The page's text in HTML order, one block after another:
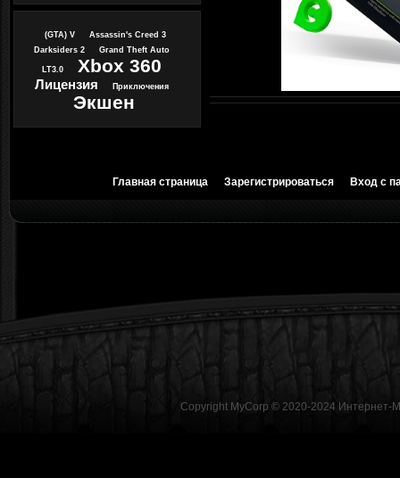
(GTA) V
Assassin's Creed 3
Darksiders 2
Grand Theft Auto
LT3.0 Xbox 360
Лицензия Приключения
Экшен
Главная страница Зарегистрироваться Вход с
Copyright MyCorp © 2020-2024 Интернет-